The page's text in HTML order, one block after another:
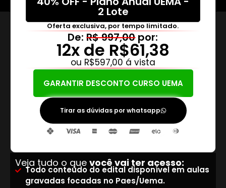
2 Lote
Oferta exclusiva, por tempo limitado.
De:R$ 997,00por:
12x de R$61,38
ou R$597,00 á vista
GARANTIR DESCONTO CURSO UEMA
Tirar as dúvidas por whatsapp
Veja tudo o que você vai ter acesso:
Todo conteúdo do edital disponível em aulas
gravadas focadas no Paes/Uema.